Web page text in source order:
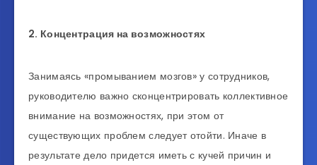
2. Концентрация на возможностях
Занимаясь «промыванием мозгов» у сотрудников,
руководителю важно сконцентрировать коллективное
внимание на возможностях, при этом от
существующих проблем следует отойти. Иначе в
результате дело придется иметь с кучей причин и